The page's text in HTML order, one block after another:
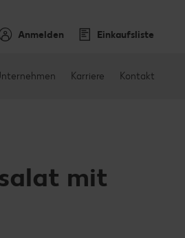
Anmelden Einkaufsliste
Karriere Kontakt
mit